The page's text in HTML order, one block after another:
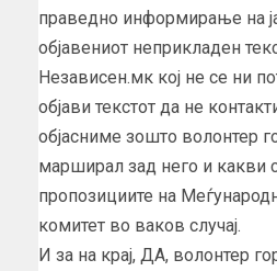
праведно информирање на
објавениот неприкладен
Независен.мк кој не се ни
објави текстот да не
објасниме зошто волонтер
марширал зад него и какви
пропозициите на
комитет во ваков случај.
И за на крај, ДА, волонтер